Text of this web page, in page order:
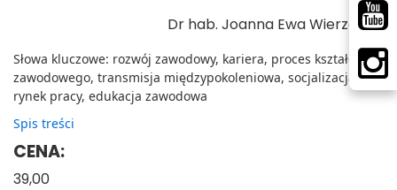
Dr hab. Joanna Ewa Wierzejska
Słowa kluczowe: rozwój zawodowy, kariera, proces kształcenia
zawodowego, transmisja międzypokoleniowa, socjalizacja,
rynek pracy, edukacja zawodowa
Spis treści
CENA:
39,00